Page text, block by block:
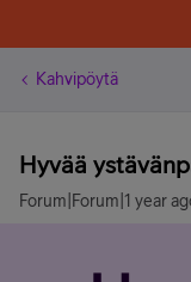
Kahvipöytä
Hyvää
Forum|Forum|1 year